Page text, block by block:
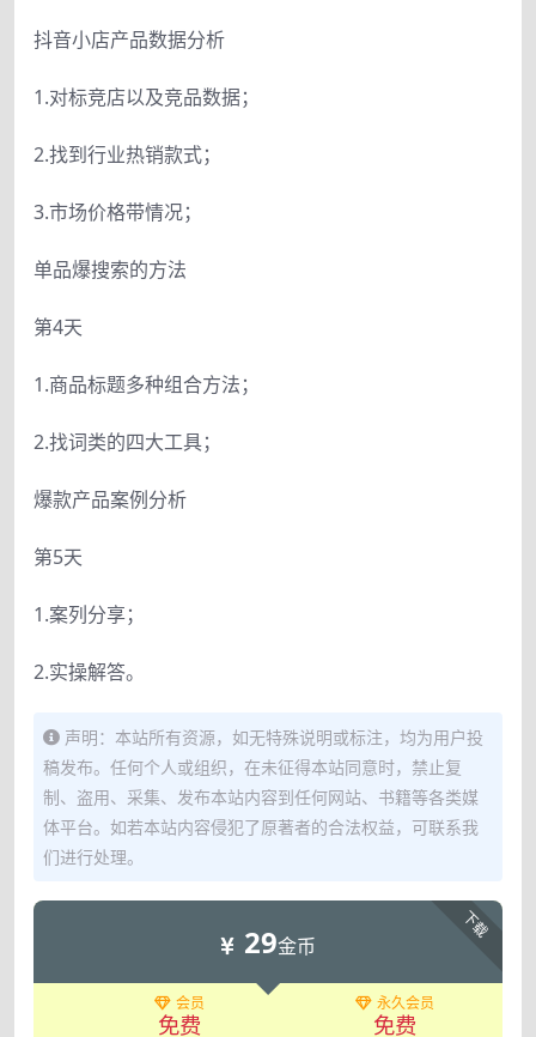
抖音小店产品数据分析
1.对标竞店以及竞品数据；
2.找到行业热销款式；
3.市场价格带情况；
单品爆搜索的方法
第4天
1.商品标题多种组合方法；
2.找词类的四大工具；
爆款产品案例分析
第5天
1.案列分享；
2.实操解答。
声明：本站所有资源，如无特殊说明或标注，均为用户投
稿发布。任何个人或组织，在未征得本站同意时，禁止复
制、盗用、采集、发布本站内容到任何网站、书籍等各类媒
体平台。如若本站内容侵犯了原著者的合法权益，可联系我
们进行处理。
下载
29金币
会员
免费
永久会员
免费